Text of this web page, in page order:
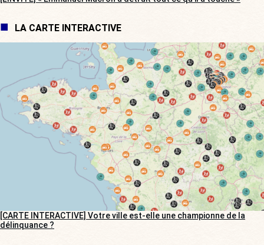
LA CARTE INTERACTIVE
[CARTE INTERACTIVE] Votre ville est-elle une championne de la
délinquance ?